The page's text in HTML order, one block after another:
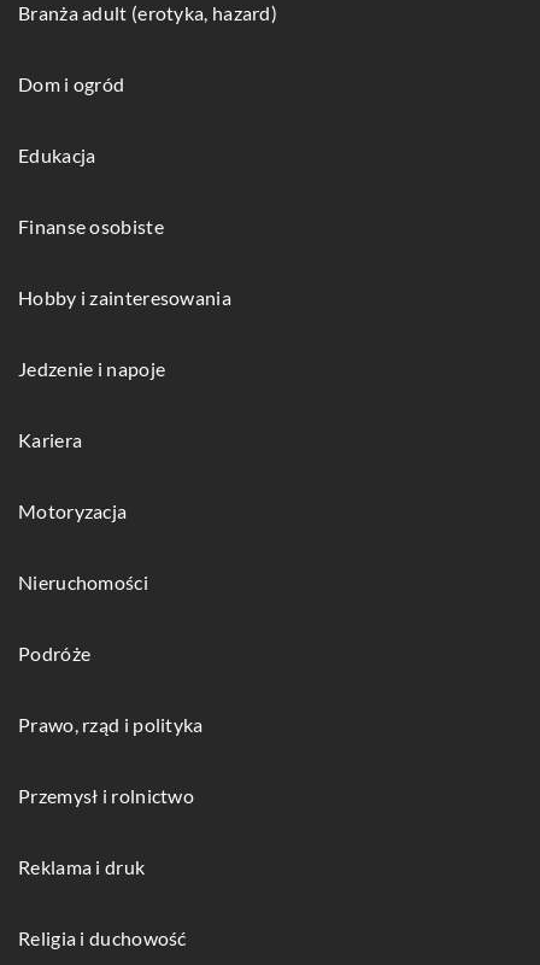
Branża adult (erotyka, hazard)
Dom i ogród
Edukacja
Finanse osobiste
Hobby i zainteresowania
Jedzenie i napoje
Kariera
Motoryzacja
Nieruchomości
Podróże
Prawo, rząd i polityka
Przemysł i rolnictwo
Reklama i druk
Religia i duchowość